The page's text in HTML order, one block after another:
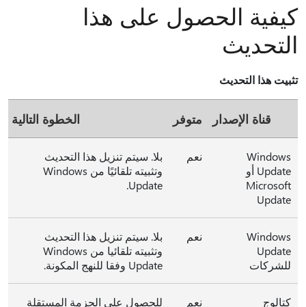
كيفية الحصول على هذا
التحديث
تثبيت هذا التحديث
قناة الإصدار متوفر الخطوة التالية
Windows
Update أو
Microsoft
Update
نعم
بلا. سيتم تنزيل هذا التحديث
وتثبيته تلقائيًا من Windows
Update.
Windows
Update
للشركات
نعم
بلا. سيتم تنزيل هذا التحديث
وتثبيته تلقائيا من Windows
Update وفقا للنهج المكونة.
كتالوج نعم للحصول على الحزمة المستقلة